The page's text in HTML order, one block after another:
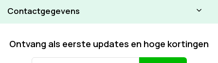
Contactgegevens
Ontvang als eerste updates en hoge kortingen